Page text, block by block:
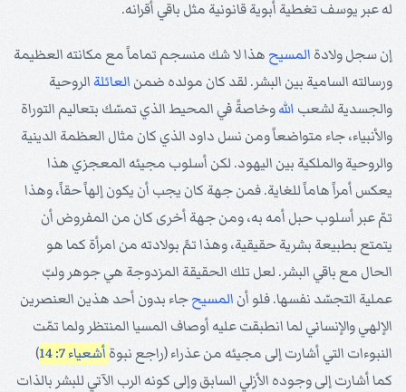
له عبر يوسف تغطية أبوية قانونية مثل باقي أقرانه.
إن سجل ولادة المسيح هذا لا شك منسجم تماماً مع مكانته العظيمة
ورسالته السامية بين البشر. لقد كان مولده ضمن العائلة الروحية
والجسدية لشعب اللهوخاصةً في المحيط الذي تمسّك بتعاليم التوراة
والأنبياء، جاء متواضعاً ومن نسل داود الذي كان مثال العظمة الدينية
والروحية والملكية بين اليهود. لكن أسلوب مجيئه المعجزي هذا
يعكس أمراً هاماً للغاية. فمن جهة كان يجب أن يكون إلهاً حقاً، وهذا
تمّ عبر أسلوب حبل أمه به، ومن جهة أخرى كان من المفروض أن
يتمتع بطبيعة بشرية حقيقية، وهذا تمً بولادته من امرأة كما هو
الحال مع باقي البشر. لعل تلك الحقيقة المزدوجة هي جوهر ولبّ
عملية التجسّد نفسها. فلو أن المسيحجاء بدون أحد هذين العنصرين
الإلهي والإنساني لما انطبقت عليه أوصاف المسيا المنتظر ولما تمّت
النبوءات التي أشارت إلى مجيئه من عذراء (راجع نبوة أشعياء 7: 14
)
كما أشارت إلى وجوده الأزلي السابق وإلى كونه الرب الآتي للبشر بالذات